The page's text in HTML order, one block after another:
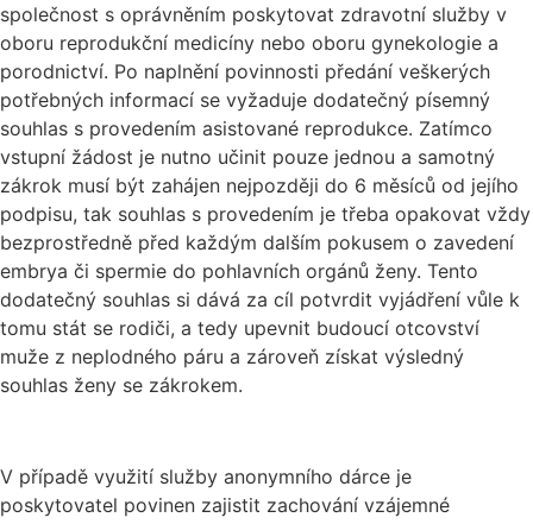
společnost s oprávněním poskytovat zdravotní služby v
oboru reprodukční medicíny nebo oboru gynekologie a
porodnictví. Po naplnění povinnosti předání veškerých
potřebných informací se vyžaduje dodatečný písemný
souhlas s provedením asistované reprodukce. Zatímco
vstupní žádost je nutno učinit pouze jednou a samotný
zákrok musí být zahájen nejpozději do 6 měsíců od jejího
podpisu, tak souhlas s provedením je třeba opakovat vždy
bezprostředně před každým dalším pokusem o zavedení
embrya či spermie do pohlavních orgánů ženy. Tento
dodatečný souhlas si dává za cíl potvrdit vyjádření vůle k
tomu stát se rodiči, a tedy upevnit budoucí otcovství
muže z neplodného páru a zároveň získat výsledný
souhlas ženy se zákrokem.
V případě využití služby anonymního dárce je
poskytovatel povinen zajistit zachování vzájemné